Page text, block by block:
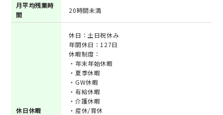
月平均残業時
間
20時間未満
休日休暇
休日：土日祝休み
年間休日：127日
休暇制度：
・年末年始休暇
・夏季休暇
・GW休暇
・有給休暇
・介護休暇
・産休/育休